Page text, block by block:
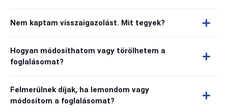
Nem kaptam visszaigazolást. Mit tegyek?
Hogyan módosíthatom vagy törölhetem a
foglalásomat?
Felmerülnek díjak, ha lemondom vagy
módosítom a foglalásomat?